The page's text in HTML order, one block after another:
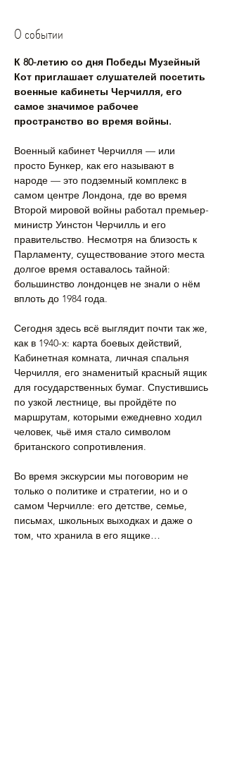
О событии
К 80-летию со дня Победы Музейный
Кот приглашает слушателей посетить
военные кабинеты Черчилля, его
самое значимое рабочее
пространство во время войны.
Военный кабинет Черчилля — или
просто Бункер, как его называют в
народе — это подземный комплекс в
самом центре Лондона, где во время
Второй мировой войны работал премьер-
министр Уинстон Черчилль и его
правительство. Несмотря на близость к
Парламенту, существование этого места
долгое время оставалось тайной:
большинство лондонцев не знали о нём
вплоть до 1984 года.
Сегодня здесь всё выглядит почти так же,
как в 1940-х: карта боевых действий,
Кабинетная комната, личная спальня
Черчилля, его знаменитый красный ящик
для государственных бумаг. Спустившись
по узкой лестнице, вы пройдёте по
маршрутам, которыми ежедневно ходил
человек, чьё имя стало символом
британского сопротивления.
Во время экскурсии мы поговорим не
только о политике и стратегии, но и о
самом Черчилле: его детстве, семье,
письмах, школьных выходках и даже о
том, что хранила в его ящике…